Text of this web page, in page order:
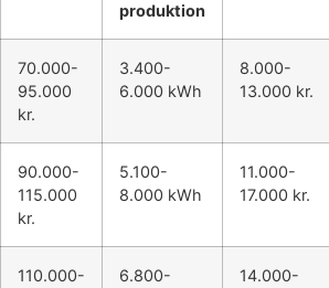
produktion
70.000-
95.000
kr.
3.400-
6.000 kWh
8.000-
13.000 kr.
90.000-
115.000
kr.
5.100-
8.000 kWh
11.000-
17.000 kr.
110.000-
6.800-
14.000-